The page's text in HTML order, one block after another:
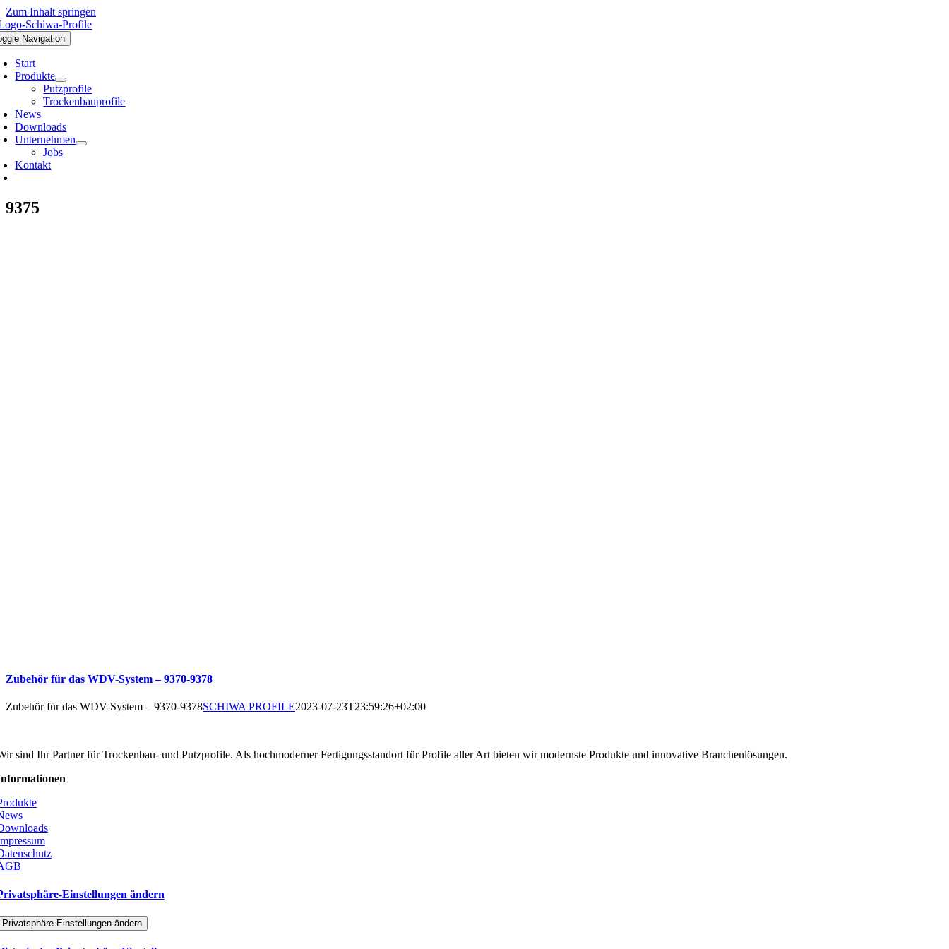
Zum Inhalt springen
Navigation
Start
Produkte
Putzprofile
Trockenbauprofile
News
Downloads
Unternehmen
Jobs
Kontakt
9375
Zubehör für das WDV-System – 9370-9378
Zubehör für das WDV-System – 9370-9378SCHIWA PROFILE2023-07-23T23:59:26+02:00
sind Ihr Partner für Trockenbau- und Putzprofile. Als hochmoderner Fertigungsstandort für Profile aller Art bieten wir modernste Produkte und innovative Branchenlösungen.
Einstellungen ändern
Privatsphäre-Einstellungen ändern